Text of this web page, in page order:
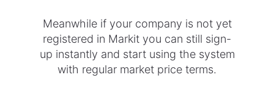
Meanwhile if your company is not yet
registered in Markit you can still sign-
up instantly and start using the system
with regular market price terms.